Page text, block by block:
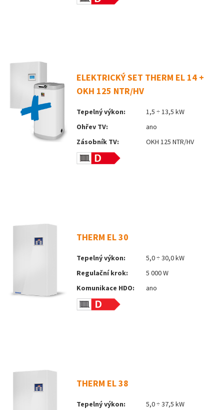
ELEKTRICKÝ SET THERM EL 14 +
OKH 125 NTR/HV
Tepelný výkon:
1,5 ÷ 13,5 kW
Ohřev TV:
ano
Zásobník TV:
OKH 125 NTR/HV
THERM EL 30
Tepelný výkon:
5,0 ÷ 30,0 kW
Regulační krok:
5 000 W
Komunikace HDO:
ano
THERM EL 38
Tepelný výkon: 5,0 ÷ 37,5 kW